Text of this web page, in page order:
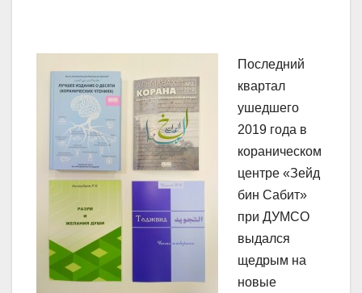
Последний
квартал
ушедшего
2019 года в
кораническом
центре «Зейд
бин Сабит»
при ДУМСО
выдался
щедрым на
новые